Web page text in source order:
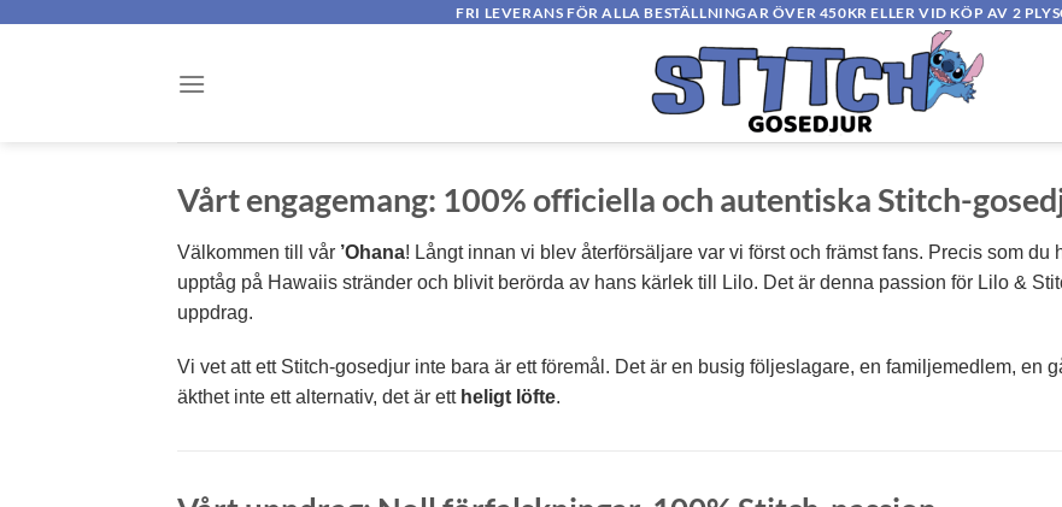
FRI LEVERANS FÖR ALLA BESTÄLLNINGAR ÖVER 450KR ELLER VID KÖP AV 2
Vårt engagemang: 100% officiella och autentiskaStitch-
Välkommen till vår ’Ohana! Långt innan vi blev återförsäljare var vi först och främst fans. Precis som
upptåg på Hawaiis stränder och blivit berörda av hans kärlek till Lilo. Det är denna passion för Lilo &
uppdrag.
Vi vet att ett Stitch-gosedjur inte bara är ett föremål. Det är en busig följeslagare, en familjemedlem, en
äkthet inte ett alternativ, det är ett heligt löfte.